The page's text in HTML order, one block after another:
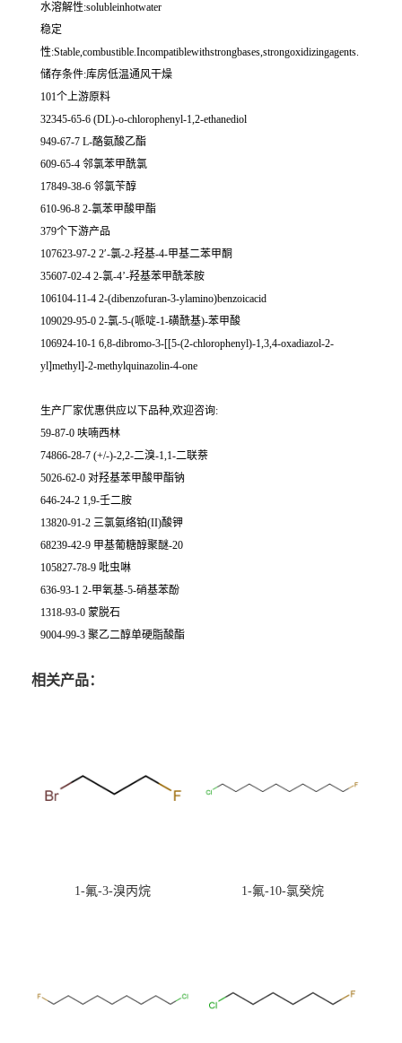
水溶解性:solubleinhotwater
稳定
性:Stable,combustible.Incompatiblewithstrongbases,strongoxidizingagents.
储存条件:库房低温通风干燥
101个上游原料
32345-65-6 (DL)-o-chlorophenyl-1,2-ethanediol
949-67-7 L-酪氨酸乙酯
609-65-4 邻氯苯甲酰氯
17849-38-6 邻氯苄醇
610-96-8 2-氯苯甲酸甲酯
379个下游产品
107623-97-2 2′-氯-2-羟基-4-甲基二苯甲酮
35607-02-4 2-氯-4’-羟基苯甲酰苯胺
106104-11-4 2-(dibenzofuran-3-ylamino)benzoicacid
109029-95-0 2-氯-5-(哌啶-1-磺酰基)-苯甲酸
106924-10-1 6,8-dibromo-3-[[5-(2-chlorophenyl)-1,3,4-oxadiazol-2-
yl]methyl]-2-methylquinazolin-4-one
生产厂家优惠供应以下品种,欢迎咨询:
59-87-0 呋喃西林
74866-28-7 (+/-)-2,2-二溴-1,1-二联萘
5026-62-0 对羟基苯甲酸甲酯钠
646-24-2 1,9-壬二胺
13820-91-2 三氯氨络铂(II)酸钾
68239-42-9 甲基葡糖醇聚醚-20
105827-78-9 吡虫啉
636-93-1 2-甲氧基-5-硝基苯酚
1318-93-0 蒙脱石
9004-99-3 聚乙二醇单硬脂酸酯
相关产品：
1-氟-3-溴丙烷 1-氟-10-氯癸烷